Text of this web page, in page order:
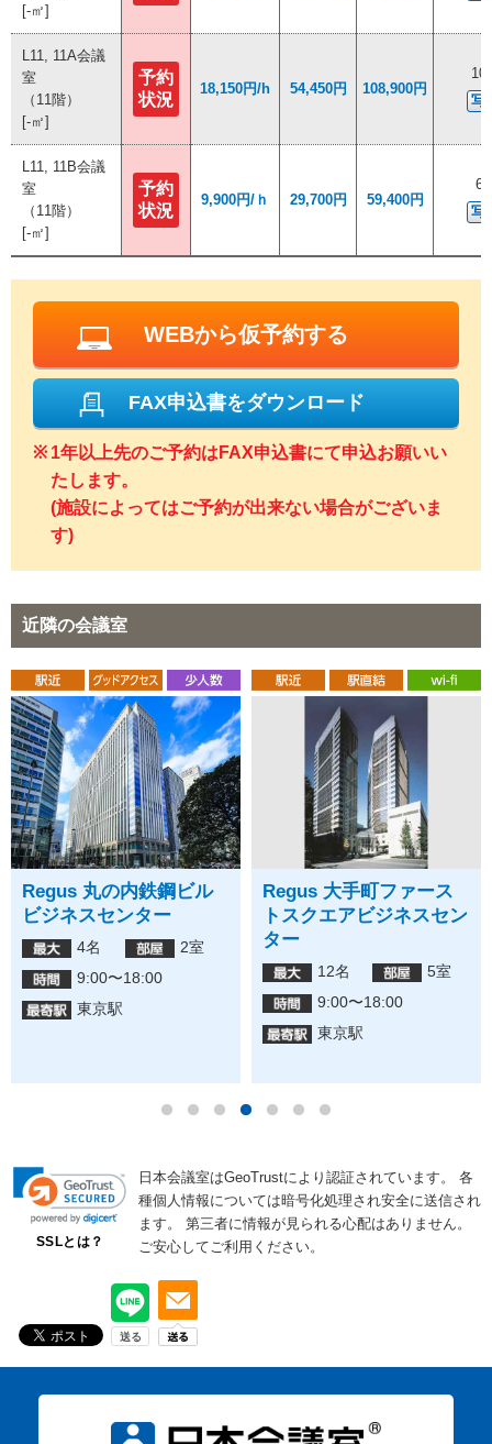
[-㎡]
L11, 11A会議
室
（11階）
[-㎡]
予約
状況
18,150円/h 54,450円 108,900円
10
写
L11, 11B会議
室
（11階）
[-㎡]
予約
状況
9,900円/ｈ 29,700円 59,400円
6
写
[-㎡]
L11, 11A会議
室
（11階）
[-㎡]
予約
状況
18,150円/h 54,450円 108,900円
10
写
L11, 11B会議
室
（11階）
[-㎡]
予約
状況
9,900円/ｈ 29,700円 59,400円
6
写
WEBから仮予約する
FAX申込書をダウンロード
1年以上先のご予約はFAX申込書にて申込お願いい
たします。
(施設によってはご予約が出来ない場合がございま
す)
近隣の会議室
Regus 丸の内鉄鋼ビル
ビジネスセンター
4名
2室
9:00〜18:00
東京駅
Regus 大手町ファース
トスクエアビジネスセン
ター
12名
5室
9:00〜18:00
東京駅
SSLとは？
日本会議室はGeoTrustにより認証されています。
各
種個人情報については暗号化処理され安全に送信され
ます。
第三者に情報が見られる心配はありません。
ご安心してご利用ください。